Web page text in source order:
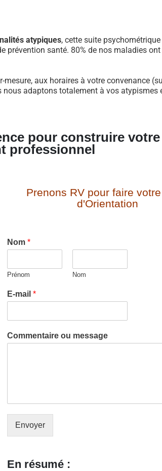
atypiques, cette suite psychométrique
prévention santé. 80% de nos maladies
aux horaires à votre convenance
adaptons totalement à vos atypismes
pour construire votre
professionnel
Prenons RV pour faire
d'Orientation
Nom *
Prénom Nom
E-mail *
Commentaire ou message
Envoyer
En résumé :